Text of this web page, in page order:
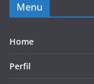
Menu
Home
Perfil